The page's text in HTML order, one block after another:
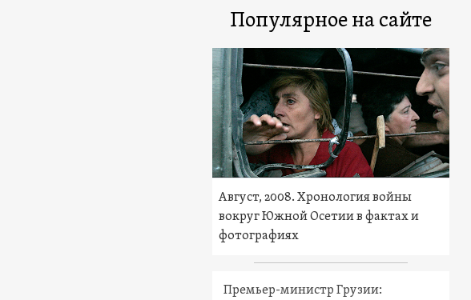
Популярное на сайте
Август, 2008. Хронология войны
вокруг Южной Осетии в фактах и
фотографиях
Премьер-министр Грузии: